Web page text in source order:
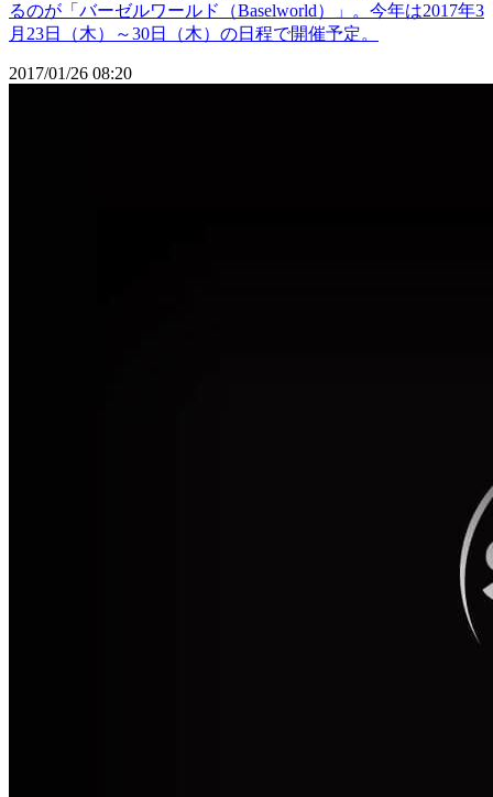
るのが「バーゼルワールド（Baselworld）」。今年は2017年3
月23日（木）～30日（木）の日程で開催予定。
2017/01/26 08:20